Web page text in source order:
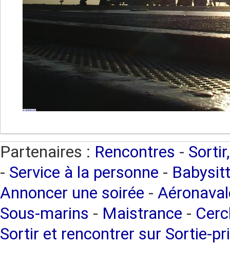
Partenaires : Rencontres -
- Service à la personne -
Annoncer une soirée -
Sous-marins - Maistrance -
Sortir et rencontrer sur Sortie-